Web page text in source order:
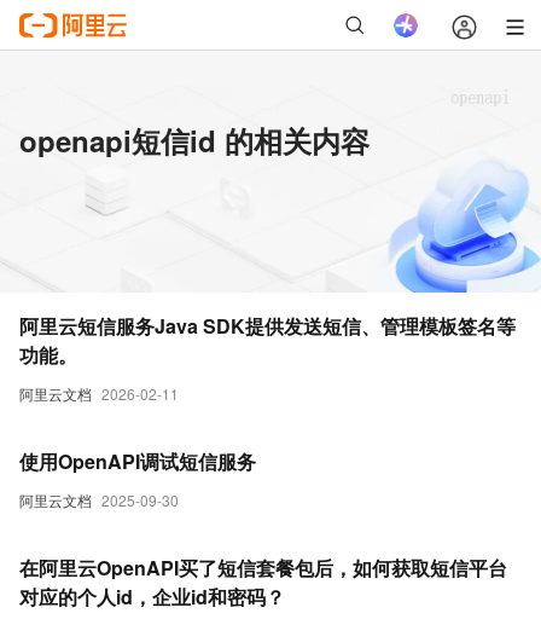
openapi短信id 的相关内容
阿里云文档 2026-02-11
阿里云短信服务Java SDK提供发送短信、管理模板签名等
功能。
阿里云文档 2025-09-30
使用OpenAPI调试短信服务
在阿里云OpenAPI买了短信套餐包后，如何获取短信平台
对应的个人id，企业id和密码？